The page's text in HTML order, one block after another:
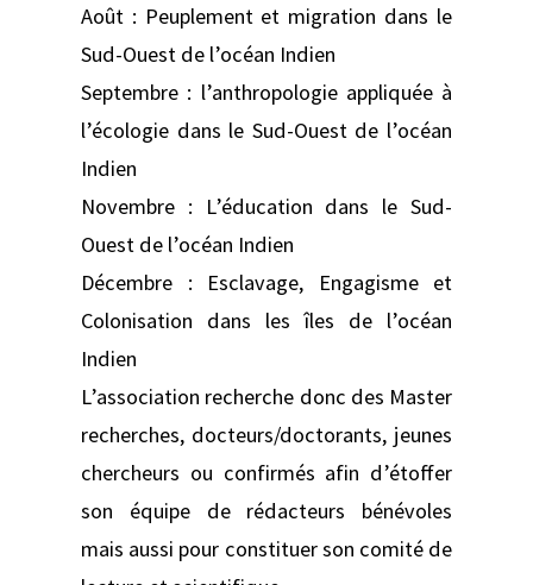
Août : Peuplement et migration dans le
Sud-Ouest de l’océan Indien
Septembre : l’anthropologie appliquée à
l’écologie dans le Sud-Ouest de l’océan
Indien
Novembre : L’éducation dans le Sud-
Ouest de l’océan Indien
Décembre : Esclavage, Engagisme et
Colonisation dans les îles de l’océan
Indien
L’association recherche donc des Master
recherches, docteurs/doctorants, jeunes
chercheurs ou confirmés afin d’étoffer
son équipe de rédacteurs bénévoles
mais aussi pour constituer son comité de